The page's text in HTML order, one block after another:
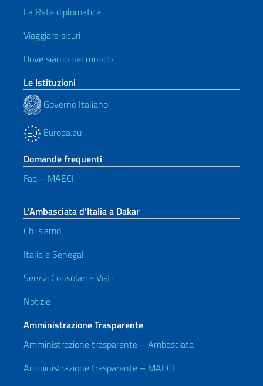
La Rete diplomatica
Viaggiare sicuri
Dove siamo nel mondo
Le Istituzioni
Governo Italiano
Europa.eu
Domande frequenti
Faq – MAECI
L’Ambasciata d’Italia a Dakar
Chi siamo
Italia e Senegal
Servizi Consolari e Visti
Notizie
Amministrazione Trasparente
Amministrazione trasparente – Ambasciata
Amministrazione trasparente – MAECI